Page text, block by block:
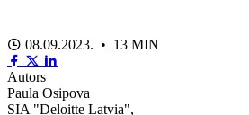
08.09.2023. • 13 MIN
Autors
Paula Osipova
SIA "Deloitte Latvia",